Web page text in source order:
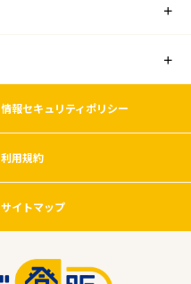
情報セキュリティポリシー
利用規約
サイトマップ